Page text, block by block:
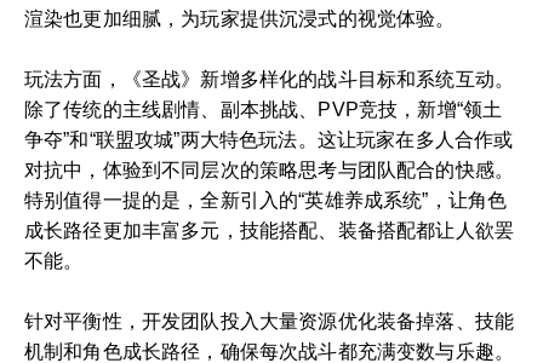
渲染也更加细腻，为玩家提供沉浸式的视觉体验。
玩法方面，《圣战》新增多样化的战斗目标和系统互动。
除了传统的主线剧情、副本挑战、PVP竞技，新增“领土
争夺”和“联盟攻城”两大特色玩法。这让玩家在多人合作或
对抗中，体验到不同层次的策略思考与团队配合的快感。
特别值得一提的是，全新引入的“英雄养成系统”，让角色
成长路径更加丰富多元，技能搭配、装备搭配都让人欲罢
不能。
针对平衡性，开发团队投入大量资源优化装备掉落、技能
机制和角色成长路径，确保每次战斗都充满变数与乐趣。